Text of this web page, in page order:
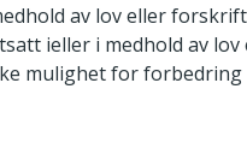
av lov eller forskrift
ieller i medhold av
mulighet for forbedring